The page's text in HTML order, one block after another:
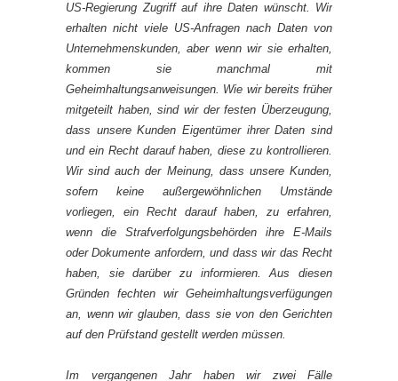
US-Regierung Zugriff auf ihre Daten wünscht. Wir
erhalten nicht viele US-Anfragen nach Daten von
Unternehmenskunden, aber wenn wir sie erhalten,
kommen sie manchmal mit
Geheimhaltungsanweisungen. Wie wir bereits früher
mitgeteilt haben, sind wir der festen Überzeugung,
dass unsere Kunden Eigentümer ihrer Daten sind
und ein Recht darauf haben, diese zu kontrollieren.
Wir sind auch der Meinung, dass unsere Kunden,
sofern keine außergewöhnlichen Umstände
vorliegen, ein Recht darauf haben, zu erfahren,
wenn die Strafverfolgungsbehörden ihre E-Mails
oder Dokumente anfordern, und dass wir das Recht
haben, sie darüber zu informieren. Aus diesen
Gründen fechten wir Geheimhaltungsverfügungen
an, wenn wir glauben, dass sie von den Gerichten
auf den Prüfstand gestellt werden müssen.
Im vergangenen Jahr haben wir zwei Fälle